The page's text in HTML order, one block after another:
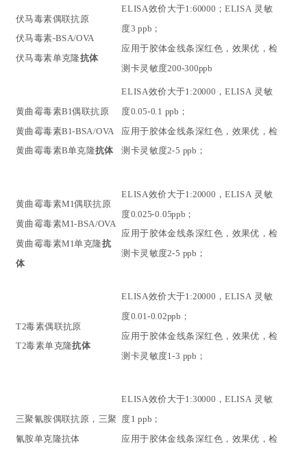
伏马毒素偶联抗原
伏马毒素-BSA/OVA
伏马毒素单克隆抗体
ELISA效价大于1:60000 ；ELISA 灵敏
度3 ppb；
应用于胶体金线条深红色，效果优 ，检
测卡灵敏度200-300ppb
黄曲霉毒素B1偶联抗原
黄曲霉毒素B1-BSA/OVA
黄曲霉毒素B单克隆抗体
ELISA效价大于1:20000 ，ELISA 灵敏
度0.05-0.1 ppb；
应用于胶体金线条深红色，效果优 ，检
测卡灵敏度2-5 ppb；
黄曲霉毒素M1偶联抗原
黄曲霉毒素M1-BSA/OVA
黄曲霉毒素M1单克隆抗
体
ELISA效价大于1:20000 ，ELISA 灵敏
度0.025-0.05ppb；
应用于胶体金线条深红色，效果优 ，检
测卡灵敏度2-5 ppb；
T2毒素偶联抗原
T2毒素单克隆抗体
ELISA效价大于1:20000 ，ELISA 灵敏
度0.01-0.02ppb；
应用于胶体金线条深红色，效果优 ，检
测卡灵敏度1-3 ppb；
三聚氰胺偶联抗原，三聚
氰胺单克隆抗体
ELISA效价大于1:30000 ，ELISA 灵敏
度1 ppb；
应用于胶体金线条深红色，效果优 ，检